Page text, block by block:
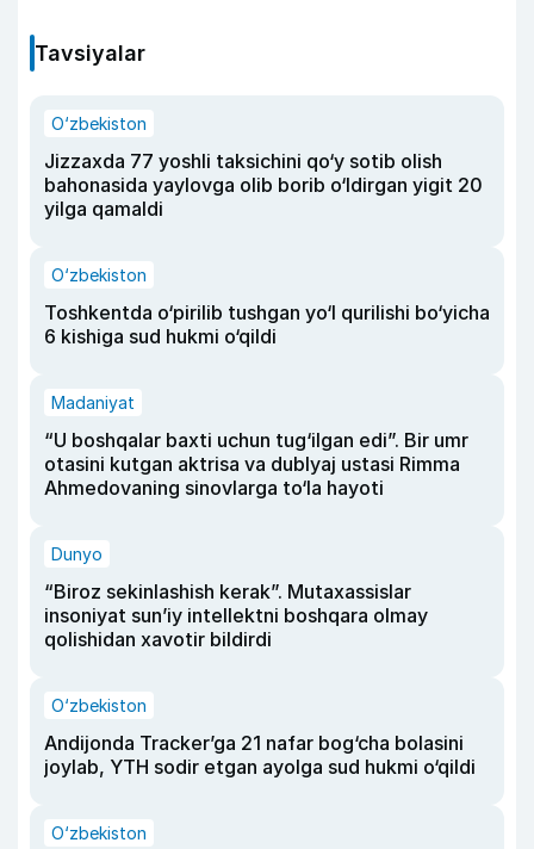
Tavsiyalar
O‘zbekiston
Jizzaxda 77 yoshli taksichini qo‘y sotib olish
bahonasida yaylovga olib borib o‘ldirgan yigit 20
yilga qamaldi
O‘zbekiston
Toshkentda o‘pirilib tushgan yo‘l qurilishi bo‘yicha
6 kishiga sud hukmi o‘qildi
Madaniyat
“U boshqalar baxti uchun tug‘ilgan edi”. Bir umr
otasini kutgan aktrisa va dublyaj ustasi Rimma
Ahmedovaning sinovlarga to‘la hayoti
Dunyo
“Biroz sekinlashish kerak”. Mutaxassislar
insoniyat sun’iy intellektni boshqara olmay
qolishidan xavotir bildirdi
O‘zbekiston
Andijonda Tracker’ga 21 nafar bog‘cha bolasini
joylab, YTH sodir etgan ayolga sud hukmi o‘qildi
O‘zbekiston